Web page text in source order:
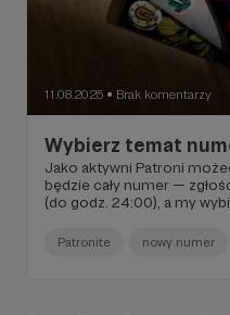
11.08.2025 ● Brak komentarzy
Wybierz temat
Jako aktywni Patroni
będzie cały numer —
(do godz. 24:00), a my
Patronite nowy numer